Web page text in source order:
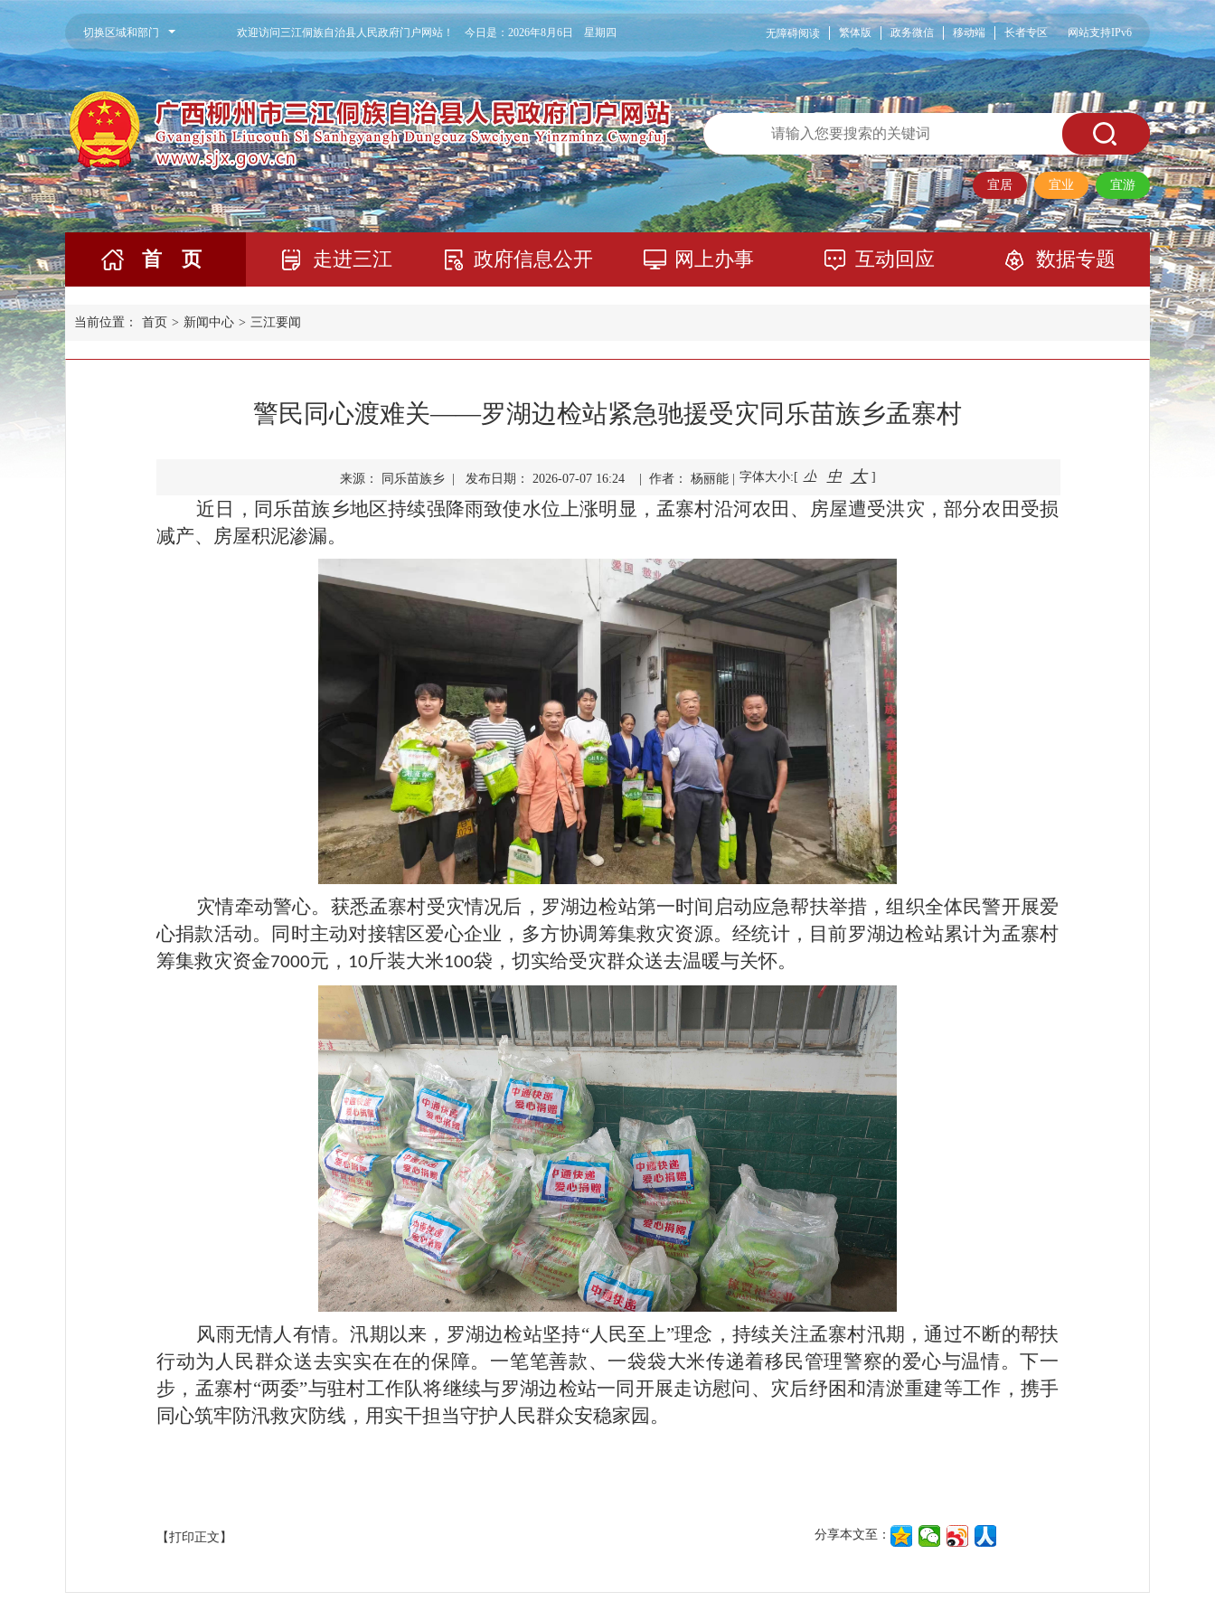
切换区域和部门 网站支持IPv6
无障碍阅读 繁体版 政务微信 移动端 长者专区
欢迎访问三江侗族自治县人民政府门户网站！ 今日是： 2026年8月6日 星期四
宜居 宜业 宜游
首 页 走进三江 政府信息公开 网上办事 互动回应 数据专题
当前位置： 首页 > 新闻中心 > 三江要闻
警民同心渡难关——罗湖边检站紧急驰援受灾同乐苗族乡孟寨村
来源： 同乐苗族乡 | 发布日期： 2026-07-07 16:24 | 作者： 杨丽能 | 字体大小:[ 小 中 大 ]
近日， 同乐苗族乡地区持续强降雨致使水位上涨明显，孟寨村沿河农田、房屋遭受洪灾，部分农田受损
减产、房屋积泥渗漏。
灾情牵动警心。 获悉孟寨村受灾情况后，罗湖边检站第一时间启动应急帮扶举措，组织全体民警开展爱
心捐款活动。同时主动对接辖区爱心企业，多方协调筹集救灾资源。经统计， 目前罗湖边检站累计为孟寨村
筹集救灾资金7000元， 10斤装大米100袋 ， 切实给受灾群众送去温暖与关怀。
风雨无情人有情。汛期以来， 罗湖边检站坚持“人民至上”理念，持续关注孟寨村汛期，通过不断的帮扶
行动为 人民群众送去实实在在的保障。 一笔笔善款、一袋袋大米传递着移民管理警察的爱心与温情。下一
步， 孟寨村“两委”与驻村工作队将继续与罗湖边检站一同开展走访慰问 、 灾后纾困和清淤重建等工作 ，携手
同心筑牢防汛救灾防线，用实干担当守护人民群众安稳家园 。
【打印正文】 分享本文至：